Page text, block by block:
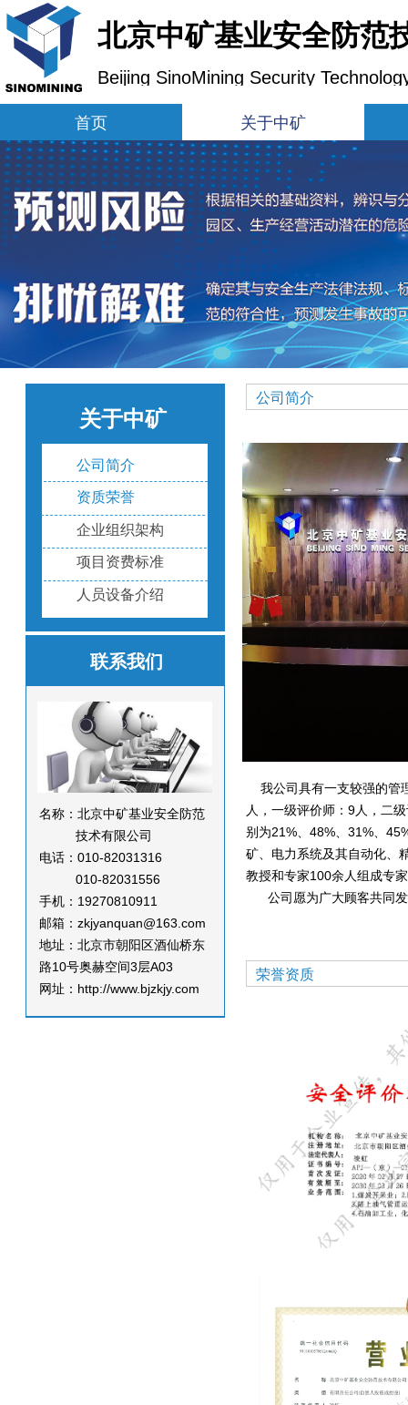
首页 关于中矿
北京中矿基业安全防范
Beijing SinoMining Security
关于中矿
公司简介
资质荣誉
企业组织架构
项目资费标准
人员设备介绍
名称：北京中矿基业安全防范
技术有限公司
电话：010-82031316
010-82031556
手机：19270810911
邮箱：zkjyanquan@163.com
地址：北京市朝阳区酒仙桥东
路10号奥赫空间3层A03
网址：http://www.bjzkjy.com
联系我们
公司简介
荣誉资质
我公司具有一支较强的管
人，一级评价师：9人，二
别为21%、48%、31%、
矿、电力系统及其自动化、
教授和专家100余人组成专
公司愿为广大顾客共同发